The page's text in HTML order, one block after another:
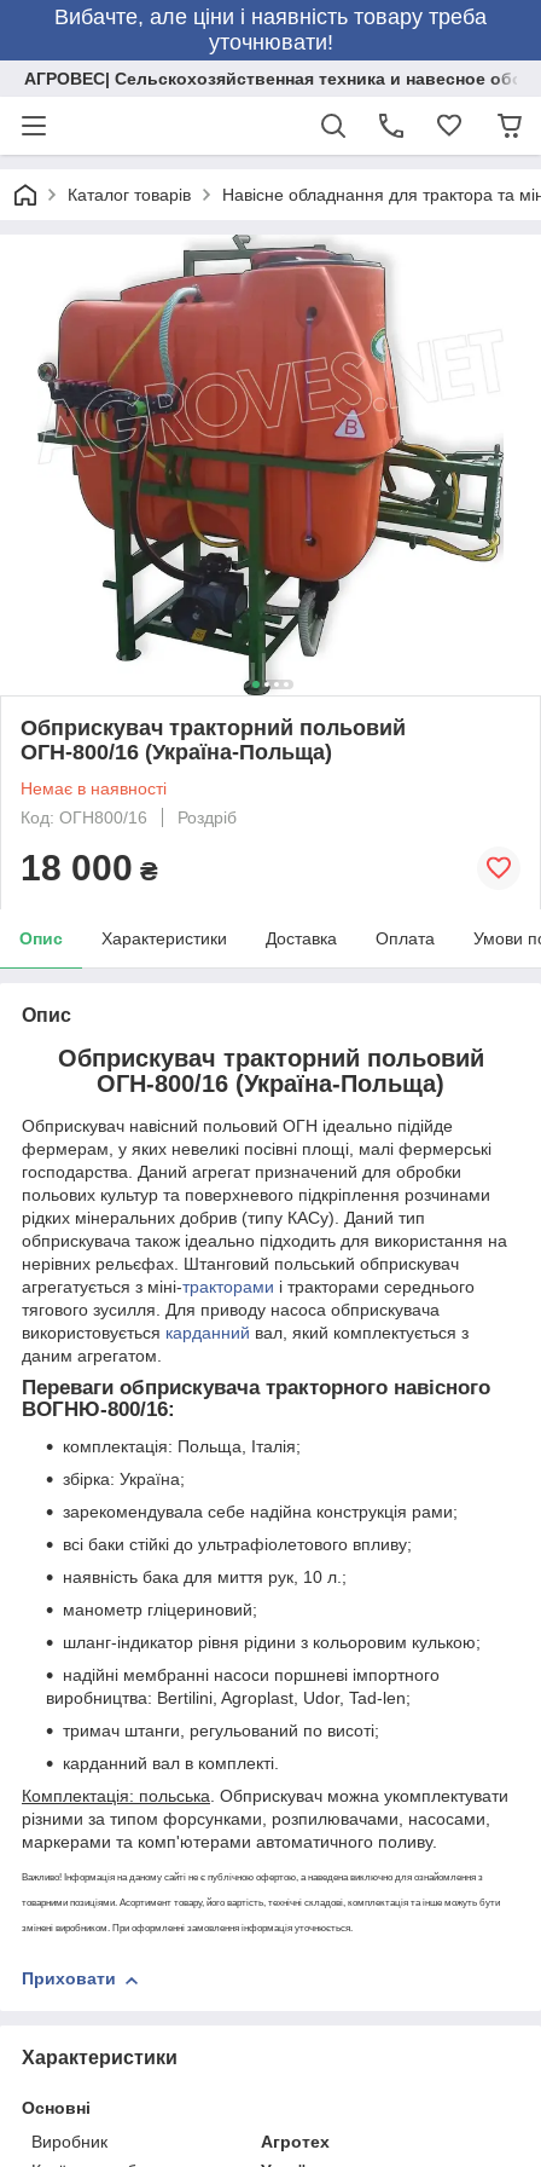
Вибачте, але ціни і наявність товару треба
уточнювати!
АГРОВЕС| Сельскохозяйственная техника и навесное
Каталог товарів Навісне обладнання для трактора та
Обприскувач тракторний польовий
ОГН-800/16 (Україна-Польща)
Немає в наявності
Код: ОГН800/16
Роздріб
18 000 ₴
Опис Характеристики Доставка Оплата Умови
Опис
Обприскувач тракторний польовий
ОГН-800/16 (Україна-Польща)
Обприскувач навісний польовий ОГН ідеально підійде
фермерам, у яких невеликі посівні площі, малі фермерські
господарства. Даний агрегат призначений для обробки
польових культур та поверхневого підкріплення розчинами
рідких мінеральних добрив (типу КАСу). Даний тип
обприскувача також ідеально підходить для використання на
нерівних рельєфах. Штанговий польський обприскувач
агрегатується з міні-тракторами і тракторами середнього
тягового зусилля. Для приводу насоса обприскувача
використовується карданний вал, який комплектується з
даним агрегатом.
Переваги обприскувача тракторного навісного
ВОГНЮ-800/16:
комплектація: Польща, Італія;
збірка: Україна;
зарекомендувала себе надійна конструкція рами;
всі баки стійкі до ультрафіолетового впливу;
наявність бака для миття рук, 10 л.;
манометр гліцериновий;
шланг-індикатор рівня рідини з кольоровим кулькою;
надійні мембранні насоси поршневі імпортного
виробництва: Bertilini, Agroplast, Udor, Tad-len;
тримач штанги, регульований по висоті;
карданний вал в комплекті.
Комплектація: польська. Обприскувач можна укомплектувати
різними за типом форсунками, розпилювачами, насосами,
маркерами та комп'ютерами автоматичного поливу.
Важливо! Інформація на даному сайті не є публічною офертою, а наведена виключно для ознайомлення з
товарними позиціями. Асортимент товару, його вартість, технічні складові, комплектація та інше можуть бути
змінені виробником. При оформленні замовлення інформація уточнюється.
Приховати
Характеристики
Основні
Виробник
Агротех